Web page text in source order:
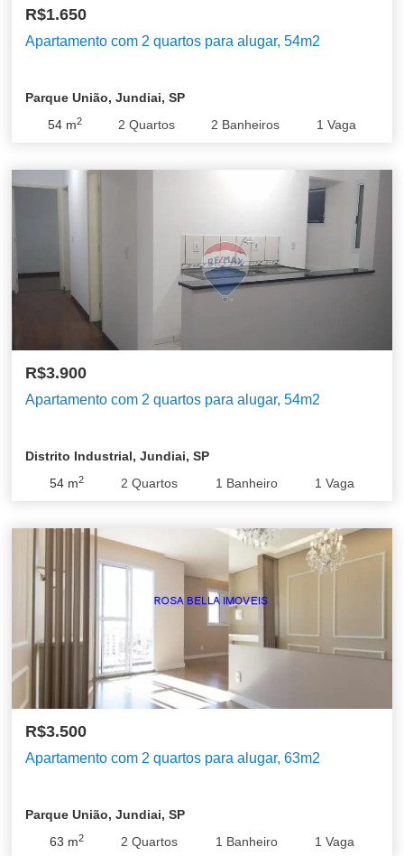
R$1.650
Apartamento com 2 quartos para alugar, 54m2
Parque União, Jundiai, SP
54 m2 2 Quartos 2 Banheiros 1 Vaga
R$3.900
Apartamento com 2 quartos para alugar, 54m2
Distrito Industrial, Jundiai, SP
54m2 2 Quartos 1 Banheiro 1 Vaga
R$3.500
Apartamento com 2 quartos para alugar, 63m2
Parque União, Jundiai, SP
63 m2 2 Quartos 1 Banheiro 1 Vaga